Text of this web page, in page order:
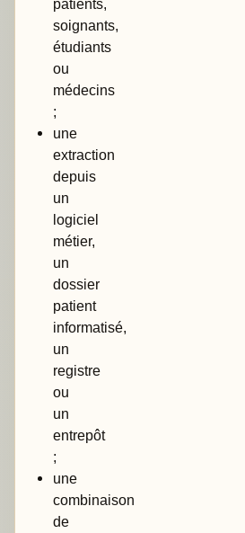
patients,
soignants,
étudiants
ou
médecins
;
une
extraction
depuis
un
logiciel
métier,
un
dossier
patient
informatisé,
un
registre
ou
un
entrepôt
;
une
combinaison
de